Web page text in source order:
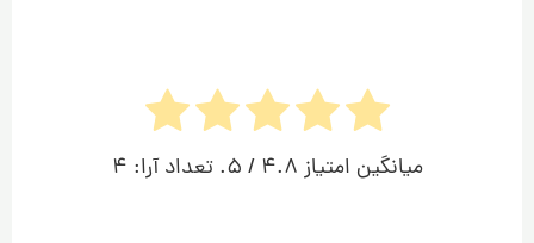
میانگین امتیاز 4.8 / 5. تعداد آرا: 4